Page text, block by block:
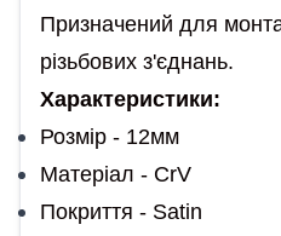
Призначений для
різьбових з'єднань.
Характеристики:
Розмір - 12мм
Матеріал - CrV
Покриття - Satin